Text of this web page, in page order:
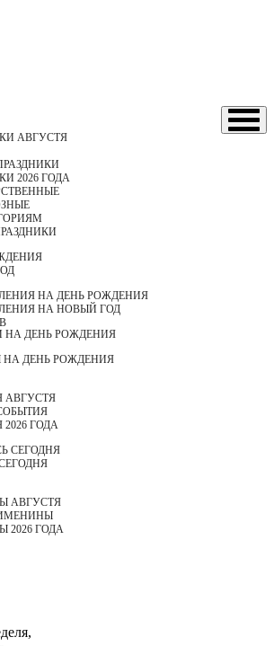
АВГУСТЯ
2026 ГОДА
НА ДЕНЬ РОЖДЕНИЯ
НА НОВЫЙ ГОД
НА ДЕНЬ РОЖДЕНИЯ
НА ДЕНЬ РОЖДЕНИЯ
АВГУСТЯ
ГОДА
СЕГОДНЯ
АВГУСТЯ
2026 ГОДА